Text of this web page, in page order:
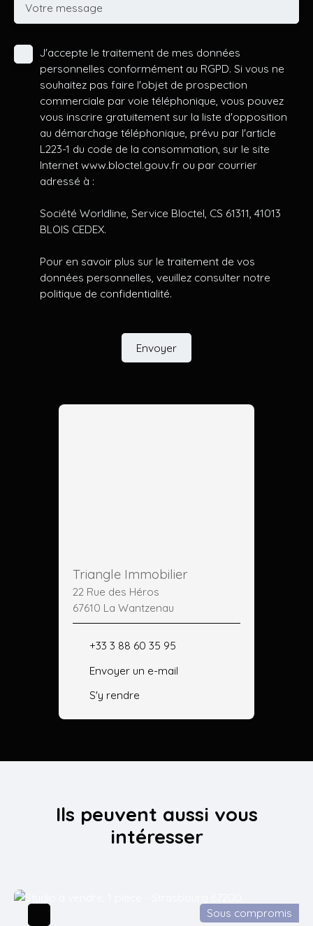
Votre message
J'accepte le traitement de mes données
personnelles conformément au RGPD. Si vous ne
souhaitez pas faire l'objet de prospection
commerciale par voie téléphonique, vous pouvez
vous inscrire gratuitement sur la liste d'opposition
au démarchage téléphonique, prévu par l'article
L223-1 du code de la consommation, sur le site
Internet www.bloctel.gouv.fr ou par courrier
adressé à :
Société Worldline, Service Bloctel, CS 61311, 41013
BLOIS CEDEX.
Pour en savoir plus sur le traitement de vos
données personnelles, veuillez consulter notre
politique de confidentialité.
Envoyer
Triangle Immobilier
22 Rue des Héros
67610 La Wantzenau
+33 3 88 60 35 95
Envoyer un e-mail
S'y rendre
Ils peuvent aussi vous
intéresser
Sous compromis